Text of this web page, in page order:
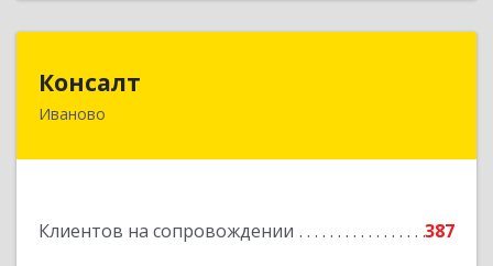
Консалт
Иваново
Клиентов на сопровождении 387
153000, Ивановская обл, Иваново г, Жарова ул,